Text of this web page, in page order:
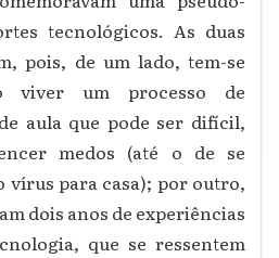
tecnológicos. As duas
pois, de um lado, tem-se
viver um processo de
aula que pode ser difícil,
medos (até o de se
vírus para casa); por outro,
dois anos de experiências
que se ressentem